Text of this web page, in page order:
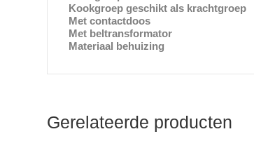
Kookgroep geschikt als krachtgroep
Met contactdoos
Met beltransformator
Materiaal behuizing
Gerelateerde producten